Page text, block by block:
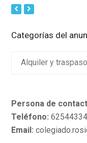
Next
Previous
Categorías del
Alquiler y
Persona de
Teléfono:
Email: